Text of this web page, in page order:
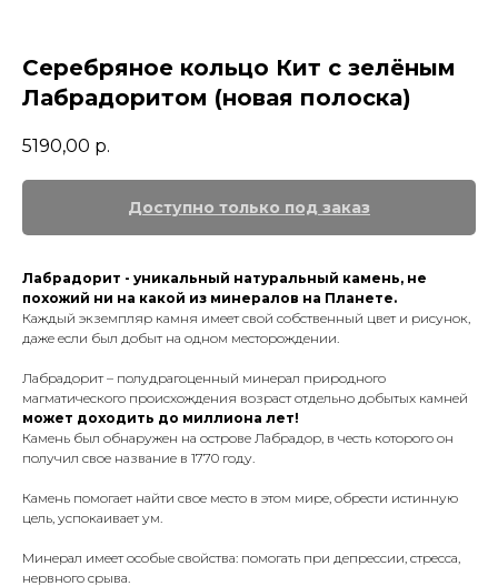
Серебряное кольцо Кит с зелёным
Лабрадоритом (новая полоска)
5190,00 р.
Лабрадорит - уникальный натуральный камень, не
похожий ни на какой из минералов на Планете.
Каждый экземпляр камня имеет свой собственный цвет и рисунок,
даже если был добыт на одном месторождении.
Лабрадорит – полудрагоценный минерал природного
магматического происхождения возраст отдельно добытых камней
может доходить до миллиона лет!
Камень был обнаружен на острове Лабрадор, в честь которого он
получил свое название в 1770 году.
Камень помогает найти свое место в этом мире, обрести истинную
цель, успокаивает ум.
Минерал имеет особые свойства: помогать при депрессии, стресса,
нервного срыва.